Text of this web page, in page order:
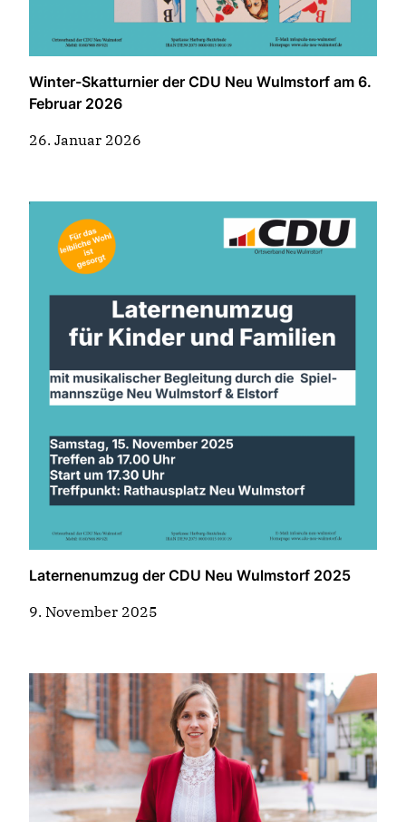
Winter-Skatturnier der CDU Neu Wulmstorf am 6.
Februar 2026
26. Januar 2026
Laternenumzug der CDU Neu Wulmstorf 2025
9. November 2025